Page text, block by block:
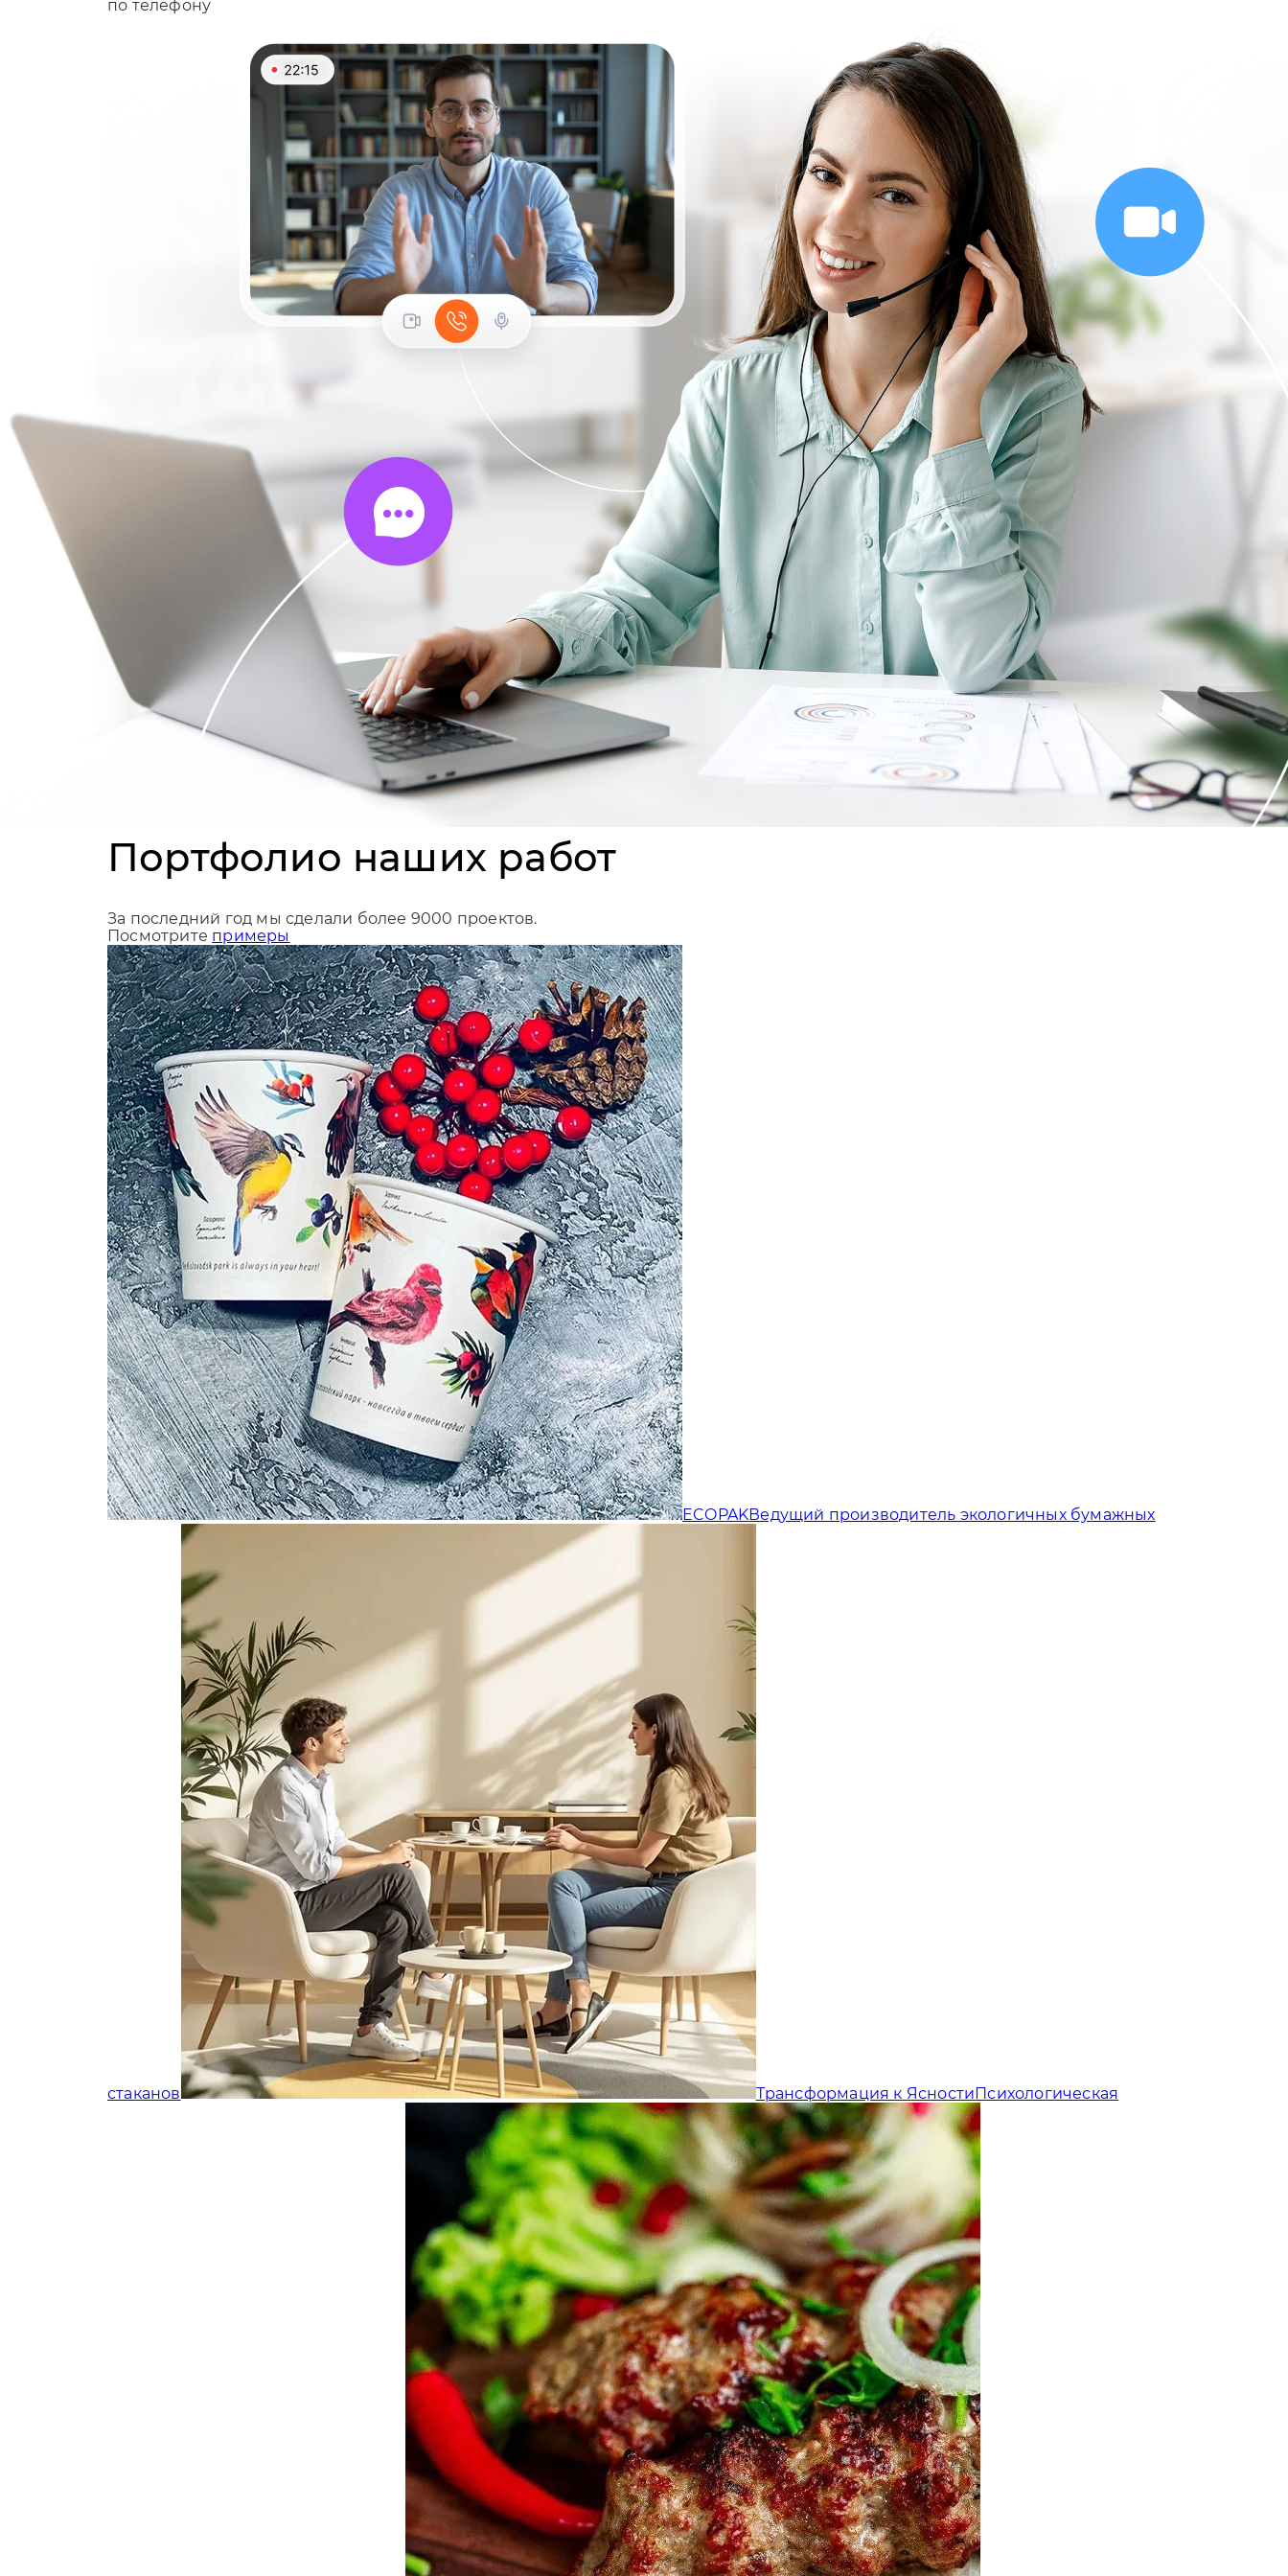
по телефону
Портфолио наших работ
За последний год мы сделали более 9000 проектов.
Посмотрите примеры
ECOPAKВедущий производитель экологичных бумажных
стаканов Трансформация к ЯсностиПсихологическая
Отправляя форму, Вы принимаетеполитику конфиденциальности